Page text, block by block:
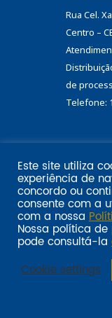
Rua Cel.
Centro –
de
Telefone:
Email
Pol�tica de
Este site utiliza
experiência de
concordo ou
consente com a
com a nossa
Nossa política
pode consultá-la
Cookie settings